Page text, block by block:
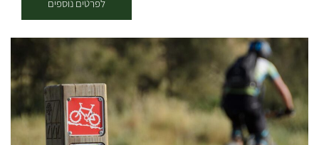
בארי ויער שוקדה (המסלול הינו מעגלי, חד-כיווני עם כיוון השעון). תקציר על
אזור הטיול: המסלול עובר בפינות הרחוקות והפורחות ביער שוקדה, הסינגל
משולט בשטח באמצעות עמודי עץ שעליהם לוח קטן בצבע כחול עם רוכב
אופניים במרכזו. תקציר המסלול: * יציאה מבארי - נרכב בדרך העפר
המקבילה לכביש הכניסה לבארי לכיוון כביש 232, נחצה וניכנס לדרך מצד
ימין, שם נראה שילוט של הסינגל. לאחר 200 מ' בסינגל נגיע לפיצול שבו
נמשיך בזרוע השמאלית, עם הסימון הכחול, במשך כשני קילומטרים
נוספים, עד שהוא מתעקל ימינה ומתרחק מכביש 232. בדרך עוברים
לפרטים נוספים